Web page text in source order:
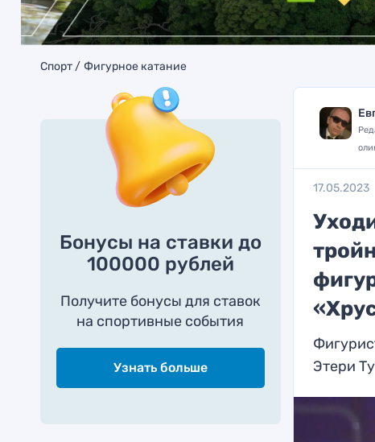
Спорт Фигурное катание
Бонусы на ставки до
100000 рублей
Получите бонусы для ставок
на спортивные события
Узнать больше
17.05.2023
Этери